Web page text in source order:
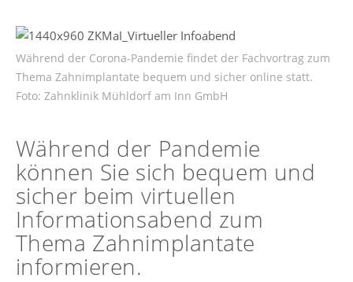
Während der Corona-Pandemie findet der Fachvortrag zum
Thema Zahnimplantate bequem und sicher online statt.
Foto: Zahnklinik Mühldorf am Inn GmbH
Während der Pandemie
können Sie sich bequem und
sicher beim virtuellen
Informationsabend zum
Thema Zahnimplantate
informieren.